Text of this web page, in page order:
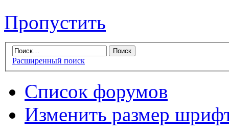
Пропустить
Расширенный поиск
Список форумов
Изменить размер